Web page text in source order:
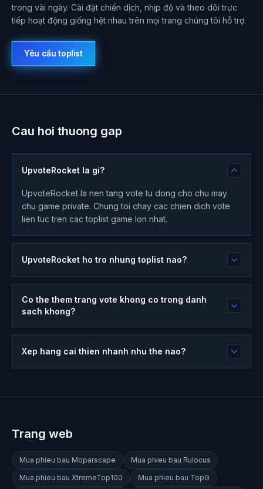
trong vài ngày. Cài đặt chiến dịch, nhịp độ và theo dõi trực
tiếp hoạt động giống hệt nhau trên mọi trang chúng tôi hỗ trợ.
Yêu cầu toplist
Cau hoi thuong gap
UpvoteRocket la gi?
UpvoteRocket la nen tang vote tu dong cho chu may
chu game private. Chung toi chay cac chien dich vote
lien tuc tren cac toplist game lon nhat.
UpvoteRocket ho tro nhung toplist nao?
Co the them trang vote khong co trong danh
sach khong?
Xep hang cai thien nhanh nhu the nao?
Trang web
Mua phieu bau Moparscape Mua phieu bau Rulocus
Mua phieu bau XtremeTop100 Mua phieu bau TopG